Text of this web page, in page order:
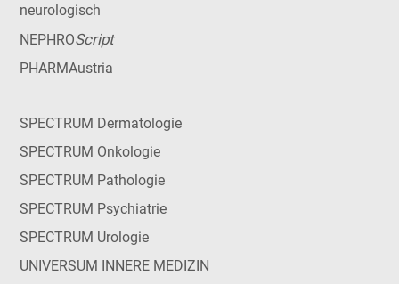
neurologisch
NEPHROScript
PHARMAustria
SPECTRUM Dermatologie
SPECTRUM Onkologie
SPECTRUM Pathologie
SPECTRUM Psychiatrie
SPECTRUM Urologie
UNIVERSUM INNERE MEDIZIN